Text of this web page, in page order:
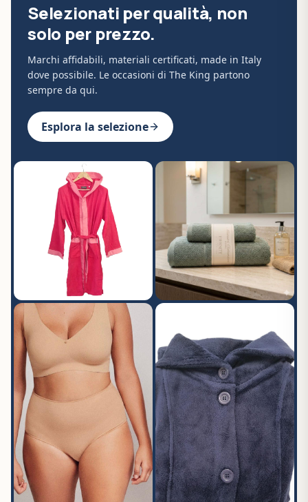
Selezionati per qualità, non
solo per prezzo.
Marchi affidabili, materiali certificati, made in Italy
dove possibile. Le occasioni di The King partono
sempre da qui.
Esplora la selezione